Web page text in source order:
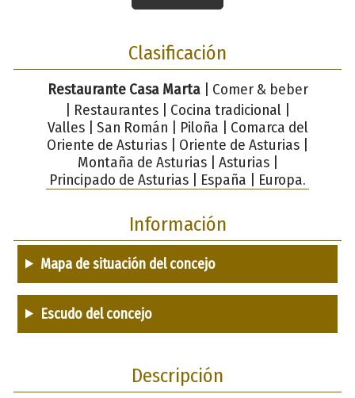
Clasificación
Restaurante Casa Marta| Comer & beber
| Restaurantes | Cocina tradicional |
Valles | San Román | Piloña | Comarca del
Oriente de Asturias | Oriente de Asturias |
Montaña de Asturias | Asturias |
Principado de Asturias | España | Europa.
Información
Mapa de situación del concejo
Escudo del concejo
Descripción